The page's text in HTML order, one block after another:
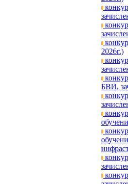
2026г.)
БВИ,